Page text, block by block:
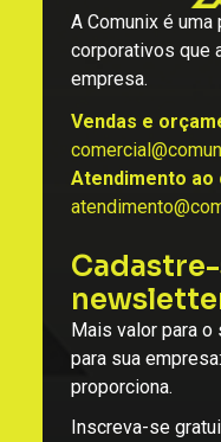
A Comunix é
corporativos que
empresa.
Vendas e
Atendimento ao
Mais valor para o
para sua
proporciona.
Inscreva-se